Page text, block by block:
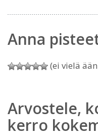
Anna
(ei vielä
Arvostele,
kerro